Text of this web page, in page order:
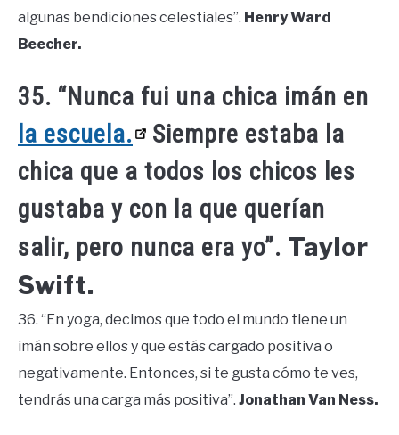
algunas bendiciones celestiales”. Henry Ward
Beecher.
35. “Nunca fui una chica imán en
la escuela.
Siempre estaba la
chica que a todos los chicos les
gustaba y con la que querían
salir, pero nunca era yo”. Taylor
Swift.
36. “En yoga, decimos que todo el mundo tiene un
imán sobre ellos y que estás cargado positiva o
negativamente. Entonces, si te gusta cómo te ves,
tendrás una carga más positiva”. Jonathan Van Ness.